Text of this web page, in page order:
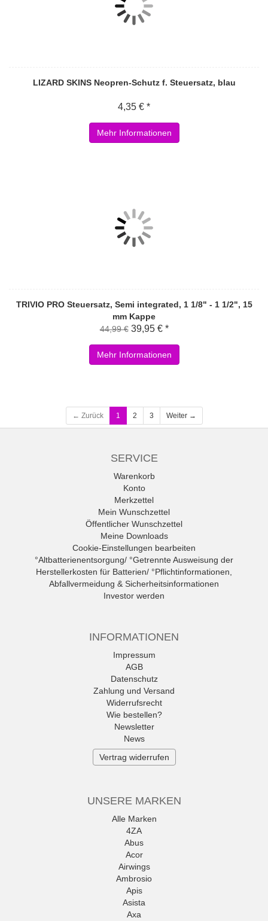
LIZARD SKINS Neopren-Schutz f. Steuersatz, blau
4,35 € *
Mehr Informationen
TRIVIO PRO Steuersatz, Semi integrated, 1 1/8" - 1 1/2", 15
mm Kappe
44,99 € 39,95 € *
Mehr Informationen
← Zurück 1 2 3 Weiter →
SERVICE
Warenkorb
Konto
Merkzettel
Mein Wunschzettel
Öffentlicher Wunschzettel
Meine Downloads
Cookie-Einstellungen bearbeiten
°Altbatterienentsorgung/ °Getrennte Ausweisung der
Herstellerkosten für Batterien/ °Pflichtinformationen,
Abfallvermeidung & Sicherheitsinformationen
Investor werden
INFORMATIONEN
Impressum
AGB
Datenschutz
Zahlung und Versand
Widerrufsrecht
Wie bestellen?
Newsletter
News
Vertrag widerrufen
UNSERE MARKEN
Alle Marken
4ZA
Abus
Acor
Airwings
Ambrosio
Apis
Asista
Axa